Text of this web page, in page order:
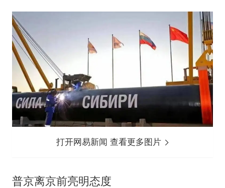
打开网易新闻 查看更多图片
普京离京前亮明态度